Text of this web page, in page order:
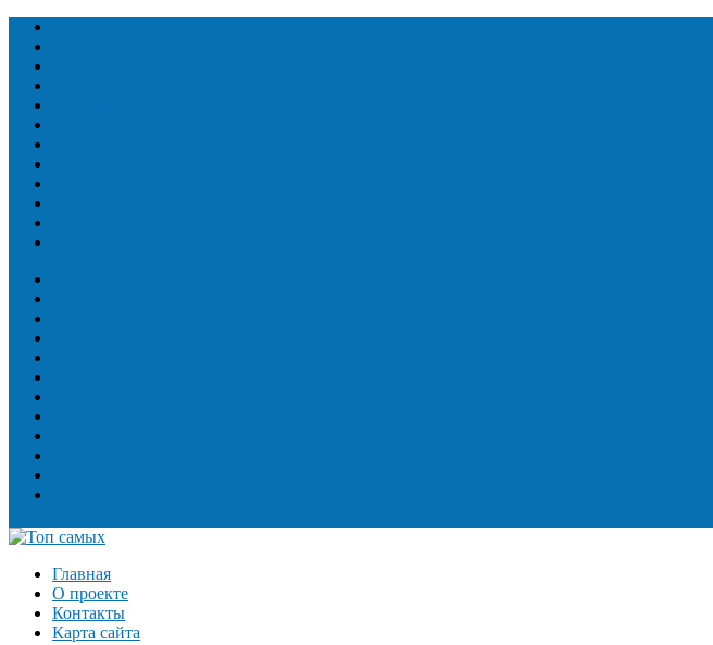
Главная
О проекте
Контакты
Карта сайта